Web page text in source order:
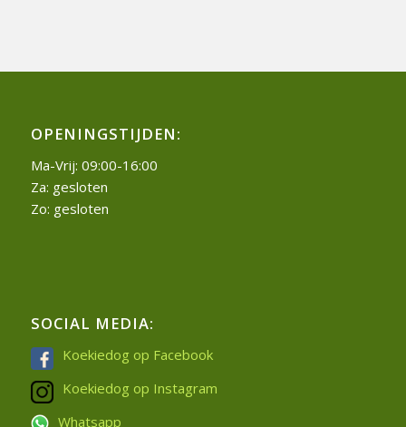
OPENINGSTIJDEN:
Ma-Vrij: 09:00-16:00
Za: gesloten
Zo: gesloten
SOCIAL MEDIA:
Koekiedog op Facebook
Koekiedog op Instagram
Whatsapp